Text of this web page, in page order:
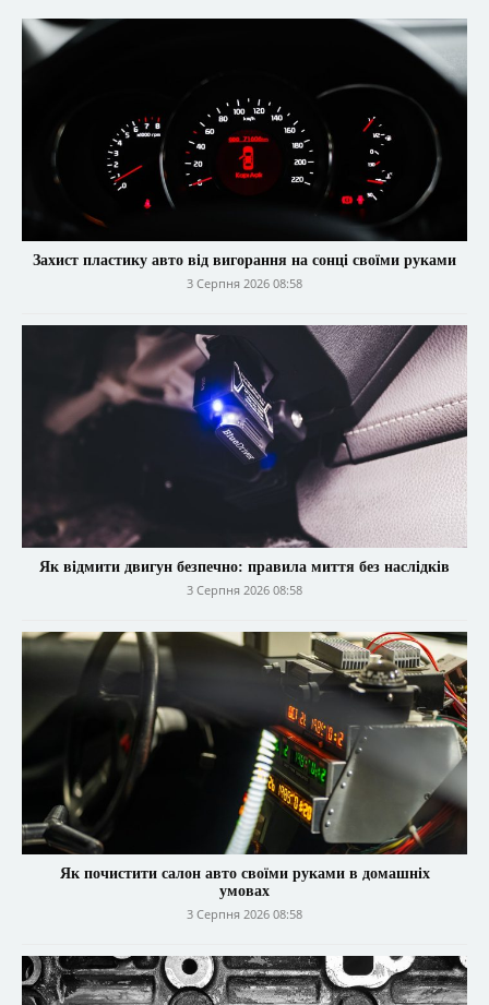
Захист пластику авто від вигорання на сонці своїми руками
3 Серпня 2026 08:58
Як відмити двигун безпечно: правила миття без наслідків
3 Серпня 2026 08:58
Як почистити салон авто своїми руками в домашніх
умовах
3 Серпня 2026 08:58